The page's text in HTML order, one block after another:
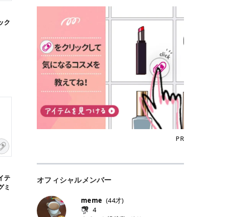
ク
テ
ミ
アとしても活用できます。 トナーパ
ッドの選び方 トナーパッドは、配合
成分やパッドの素材によって特徴が
異なります。 自分の肌悩みや理想の
仕上がりに合わせて選ぶことで、毎
日のスキンケアに取り入れやすくな
ります。 肌悩みに合わせて選ぶ パ
ッドの素材で選ぶ トナーパッドの使
い方 洗顔後すぐの清潔な肌に使用し
ます。 STEP1 エンボス面（凹凸
面）で顔全体をやさしく拭き取りま
す。 特に小鼻・あご・額など皮脂や
古い角質が気になる部分は丁寧にな
じませましょう。 STEP2 パッドを
裏返し、フラット面で顔全体をやさ
しく押さえながら化粧水をなじませ
キンケアを行います。 乾燥が気にな
パックとして使用するのもおすすめ
こからは、保湿ケアや肌荒れケア、
毛穴ケアなど目的別におすすめのト
するまでの期間や必要な施術回数が
大きな違いとして挙げられます！ 医
療脱毛は、医療機関（クリニックや
皮膚科など）だけで扱える高出力の
レーザーを使って、発毛組織にアプ
ローチする施術といわれています。
そのため、少ない回数で永久脱毛
（※）を目指すことができます。
（※永久脱毛とは一生毛が1本も生
えてこないという意味ではなく、ア
メリカの基準に基づき「長期間にわ
たって毛量が明らかに減少している
状態が維持されること」を指しま
のがメリットですが、毛根を破壊す
ます。 なお、医療脱毛は保険がきか
ない自由診療なので、クリニックに
います。だからこそ、しっかり比較
して選ぶことが大切なのです。 医療
すい ラシャ メディオスターNeXT P
RO ジェントルYAGプロ 公式サイト
> ※医療脱毛は自由診療です。治療
には赤み、痒み、火傷、毛嚢炎、一
時的な硬毛化などのリスクが伴いま
す。 目次▼ 1. エミナルクリニック
の魅力とは？選ばれる3つの特徴 ・
最短6か月からの脱毛プランが選べ
る！ ・全国60院以上＆21時まで営
業！ ・痛みに配慮した医療脱毛器の
導入と肌トラブル対応 2. エミナル
クリニックの口コミ・評判 3. エミ
ナルクリニックの全身脱毛料金プラ
・追加費用がかからないシステム ・
リニックのお得な割引・キャンペー
で割引 ・ペア限定プラン｜家族や友
人と一緒にスタートできる ・他社か
らの「のりかえ」や「お友だち紹
ような血色感を演出するヌーディー
ピンク。 黄みと青みのバランスが良
く、自然になじむコーラル系カラー
です。 自然な血色感をプラスしてく
れるので、ナチュラルメイクとの相
性抜群。 可愛らしく、多幸感のある
印象に仕上がります。 ワインベリー
｜気品をまとうローズレッド 深みの
ある青みレッド。 大人っぽく華やか
な印象を与えるベリーカラーです。
ひと塗りで顔全体が華やかになり、
リップを主役にしたメイクが完成。
クールで上品な雰囲気を演出できま
ニュートラルな発色で、肌色を選び
落ち着いた印象に仕上がり、オン・
いめメイクにもカジュアルメイクに
もマッチします。 ラズベリーケーキ
｜甘く可愛いモーヴピンク 鮮やかな
ーグロスが広がり、ふっくらボリュ
フティングしたような、新しいリッ
プティンググロス💄 実際に使用した
方のクチコミ > 5 > プルプル > 唇に
塗るPDRNグロス > > AMUSE ジェ
ルフィットグロス > > ぷっくりツヤ
ツヤだけどベタっとした感じはなく
て使いやすいですね。プランピング
効果で少しスーッとします。ここは
好き嫌いがあるかもしれませんが慣
チップは片面がツルツル、片面がモ
ケモケになってます。 > > 桜グロス
【日本限定色】：上品なピンクベー
も上品で使いやすい色ですね。すも
いるので華やかそうに見えるけど、
> > スキンケア成分が配合されてい
て保湿もしっかりしてくれます。最
も、＠cosmeも、いつものコスメ購
入を“ちょっとお得”に変えられるの
が、トラミーリワードです✨ 今回
は、トラミーリワードの特徴や活用
方法、美容好きさんにおすすめな理
由を詳しくご紹介します！ トラミー
リワードとは？ 「トラミーリワー
ド」は、東証グロース上場企業であ
る株式会社アイズが運営する、安
心・安全なポイントサイト機能で
す。 トラミーリワードは、トラミー
会員向けのポイントサービスです。
対象ショップやサービスを利用する
ことでポイントを獲得でき、貯まっ
たポイントはAmazonギフト券やド
ットマネーなどに交換できます。 普
イ活初心者でも始めやすいのが魅力
段よく使っているコスメ通販サイト
けでポイントが貯まるのが大きな魅
力です✨ 例えば、、、 ・メガ割の
PR
オフィシャルメンバー
meme (44才)
4